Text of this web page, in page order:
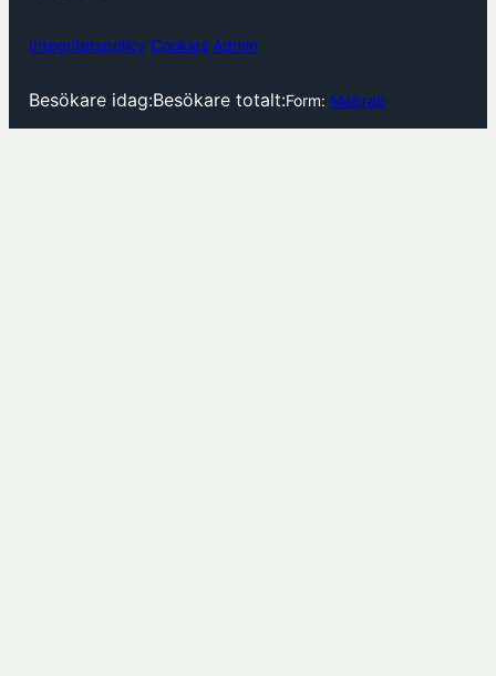
Integritetspolicy Cookies Admin
Besökare idag:Besökare totalt:Form: Mabrab